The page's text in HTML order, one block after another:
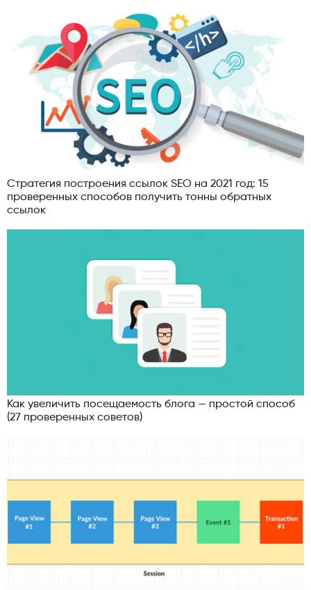
Стратегия построения ссылок SEO на 2021 год: 15
проверенных способов получить тонны обратных
ссылок
Как увеличить посещаемость блога — простой способ
(27 проверенных советов)